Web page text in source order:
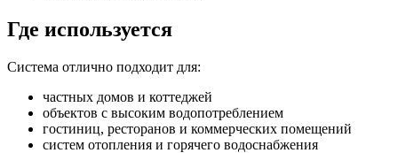
Где используется
Система отлично подходит для:
частных домов и коттеджей
объектов с высоким водопотреблением
гостиниц, ресторанов и коммерческих помещений
систем отопления и горячего водоснабжения